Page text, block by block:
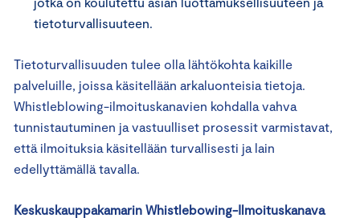
tietoturvallisuuteen.
Tietoturvallisuuden tulee olla lähtökohta kaikille
palveluille, joissa käsitellään arkaluonteisia tietoja.
Whistleblowing-ilmoituskanavien kohdalla vahva
tunnistautuminen ja vastuulliset prosessit varmistavat,
että ilmoituksia käsitellään turvallisesti ja lain
edellyttämällä tavalla.
Keskuskauppakamarin Whistlebowing-Ilmoituskanava